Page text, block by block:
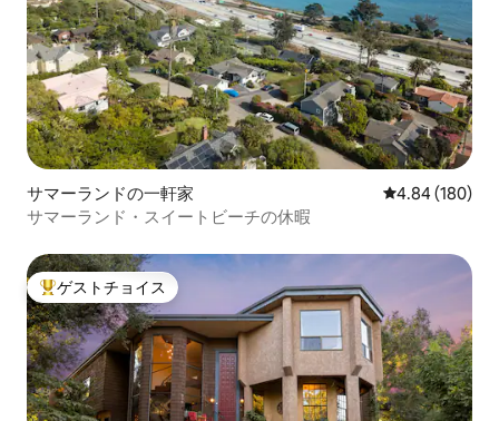
サマーランドの一軒家 レビュー180
4.84 (180)
サマーランド・スイートビーチの休暇
大好評のゲストチョイスです。
ゲストチョイス